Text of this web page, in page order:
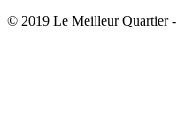
© 2019 Le Meilleur Quartier -